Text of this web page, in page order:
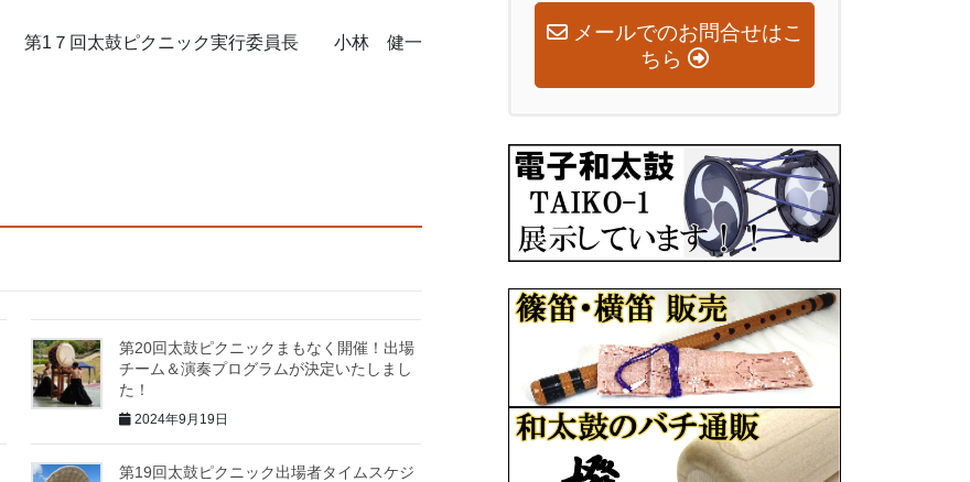
第1７回太鼓ピクニック実行委員長 小林 健一
第20回太鼓ピクニックまもなく開催！出場
チーム＆演奏プログラムが決定いたしまし
た！
2024年9月19日
第19回太鼓ピクニック出場者タイムスケジ
メールでのお問合せはこ
ちら